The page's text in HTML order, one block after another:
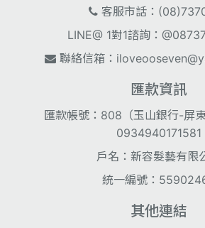
客服市話：
LINE@ 1對1諮詢：
聯絡信箱：
匯款資訊
匯款帳號：808（玉山銀行-屏
0934940171581
戶名：新容髮藝有限
統一編號：
其他連結